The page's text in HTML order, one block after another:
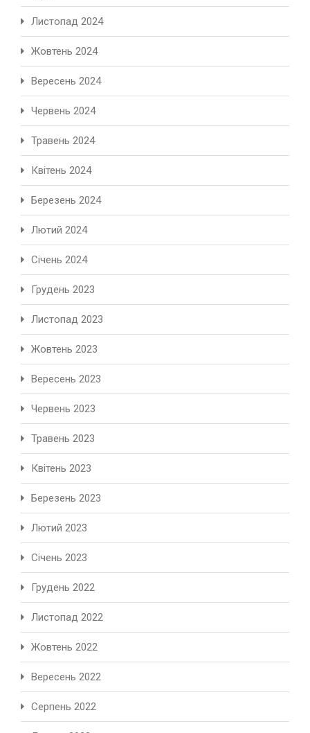
Листопад 2024
Жовтень 2024
Вересень 2024
Червень 2024
Травень 2024
Квітень 2024
Березень 2024
Лютий 2024
Січень 2024
Грудень 2023
Листопад 2023
Жовтень 2023
Вересень 2023
Червень 2023
Травень 2023
Квітень 2023
Березень 2023
Лютий 2023
Січень 2023
Грудень 2022
Листопад 2022
Жовтень 2022
Вересень 2022
Серпень 2022